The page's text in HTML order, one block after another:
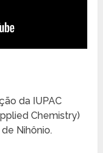
da IUPAC
Chemistry)
Nihônio.